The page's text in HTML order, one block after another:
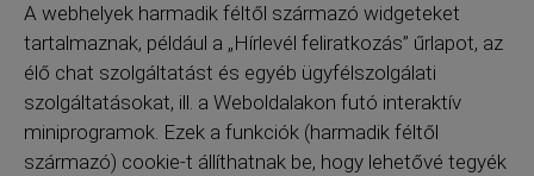
A webhelyek harmadik féltől származó widgeteket
tartalmaznak, például a „Hírlevél feliratkozás” űrlapot, az
élő chat szolgáltatást és egyéb ügyfélszolgálati
szolgáltatásokat, ill. a Weboldalakon futó interaktív
miniprogramok. Ezek a funkciók (harmadik féltől
származó) cookie-t állíthatnak be, hogy lehetővé tegyék